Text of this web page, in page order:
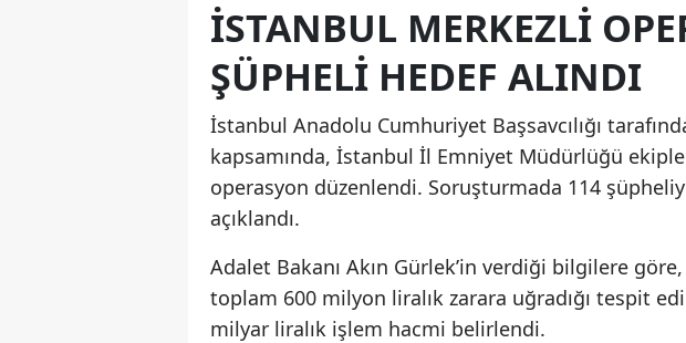
İSTANBUL MERKEZLI
ŞÜPHELI HEDEF ALINDI
İstanbul Anadolu Cumhuriyet Başsavcılığı
kapsamında, İstanbul İl Emniyet Müdürlüğü
operasyon düzenlendi. Soruşturmada 114
açıklandı.
Adalet Bakanı Akın Gürlek’in verdiği bilgilere
toplam 600 milyon liralık zarara uğradığı tespit
milyar liralık işlem hacmi belirlendi.